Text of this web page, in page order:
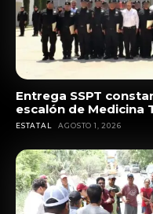
Entrega SSPT
escalón de Medicina
ESTATAL AGOSTO 1, 2026